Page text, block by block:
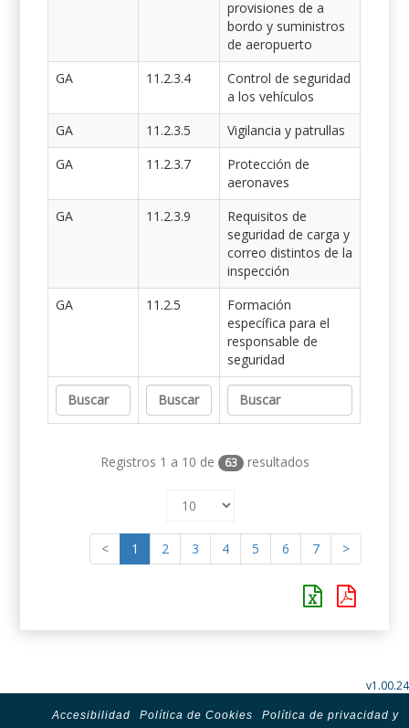
provisiones de a
bordo y suministros
de aeropuerto
GA
11.2.3.4
Control de seguridad
a los vehículos
GA
11.2.3.5
Vigilancia y patrullas
GA
11.2.3.7
Protección de
aeronaves
GA
11.2.3.9
Requisitos de
seguridad de carga y
correo distintos de la
inspección
GA
11.2.5
Formación
específica para el
responsable de
seguridad
Registros 1 a 10 de 63 resultados
< 1 2 3 4 5 6 7 >
v1.00.24
Accesibilidad Política de Cookies
Política de privacidad y